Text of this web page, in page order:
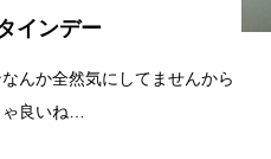
インデー
んか全然気にしてませんから
良いね…